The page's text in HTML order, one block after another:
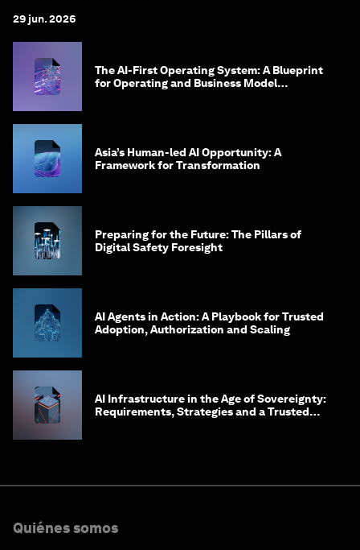
29 jun. 2026
The AI-First Operating System: A Blueprint
for Operating and Business Model
Asia’s Human-led AI Opportunity: A
Framework for Transformation
Preparing for the Future: The Pillars of
Digital Safety Foresight
AI Agents in Action: A Playbook for Trusted
Adoption, Authorization and Scaling
AI Infrastructure in the Age of Sovereignty:
Requirements, Strategies and a Trusted
Quiénes somos